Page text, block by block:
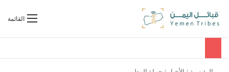
القائمةبحث عن